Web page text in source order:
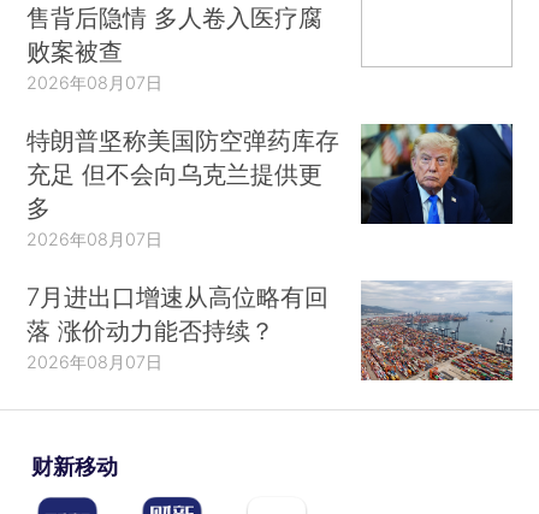
售背后隐情 多人卷入医疗腐
败案被查
2026年08月07日
特朗普坚称美国防空弹药库存
充足 但不会向乌克兰提供更
多
2026年08月07日
7月进出口增速从高位略有回
落 涨价动力能否持续？
2026年08月07日
财新移动